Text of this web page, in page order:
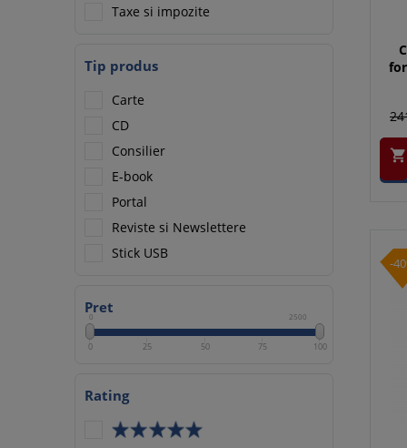
Taxe si impozite
Tip produs
Carte
CD
Consilier
E-book
Portal
Reviste si Newslettere
Stick USB
Pret
0 2500
0 25 50 75 100
Rating

-